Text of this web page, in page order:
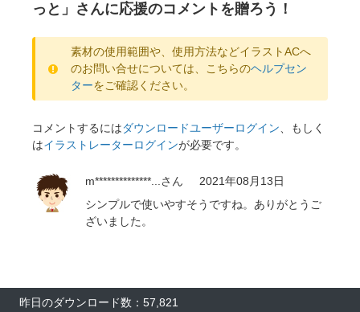
っと」さんに応援のコメントを贈ろう！
素材の使用範囲や、使用方法などイラストACへ
のお問い合せについては、こちらのヘルプセン
ターをご確認ください。
コメントするにはダウンロードユーザーログイン、もしく
はイラストレーターログインが必要です。
m**************...さん
2021年08月13日
シンプルで使いやすそうですね。ありがとうご
ざいました。
昨日のダウンロード数：57,821